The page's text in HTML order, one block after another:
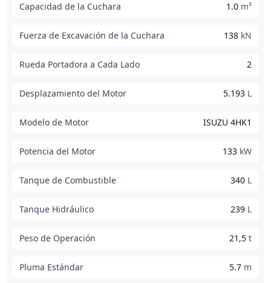
Capacidad de la Cuchara 1.0 m³
Fuerza de Excavación de la Cuchara 138 kN
Rueda Portadora a Cada Lado 2
Desplazamiento del Motor 5.193 L
Modelo de Motor ISUZU 4HK1
Potencia del Motor 133 kW
Tanque de Combustible 340 L
Tanque Hidráulico 239 L
Peso de Operación 21,5 t
Pluma Estándar 5.7 m